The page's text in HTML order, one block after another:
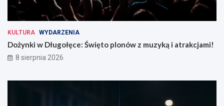
KULTURA WYDARZENIA
Dożynki w Długołęce: Święto plonów z muzyką i atrakcjami!
8 sierpnia 2026